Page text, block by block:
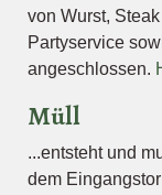
von Wurst,
Partyservice
angeschlossen.
Müll
...entsteht und
dem